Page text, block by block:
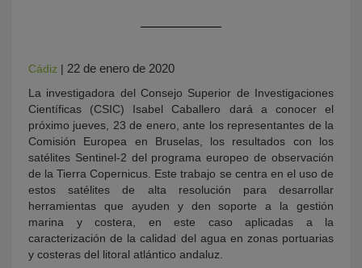
Cádiz | 22 de enero de 2020
La investigadora del Consejo Superior de Investigaciones
Científicas (CSIC) Isabel Caballero dará a conocer el
próximo jueves, 23 de enero, ante los representantes de la
Comisión Europea en Bruselas, los resultados con los
satélites Sentinel-2 del programa europeo de observación
de la Tierra Copernicus. Este trabajo se centra en el uso de
estos satélites de alta resolución para desarrollar
herramientas que ayuden y den soporte a la gestión
marina y costera, en este caso aplicadas a la
caracterización de la calidad del agua en zonas portuarias
y costeras del litoral atlántico andaluz.